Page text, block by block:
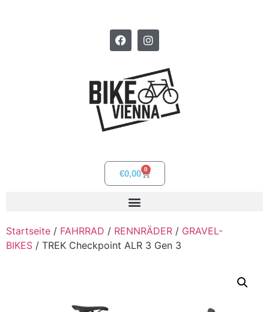
€0,00 0
Startseite / FAHRRAD / RENNRÄDER / GRAVEL-
BIKES / TREK Checkpoint ALR 3 Gen 3